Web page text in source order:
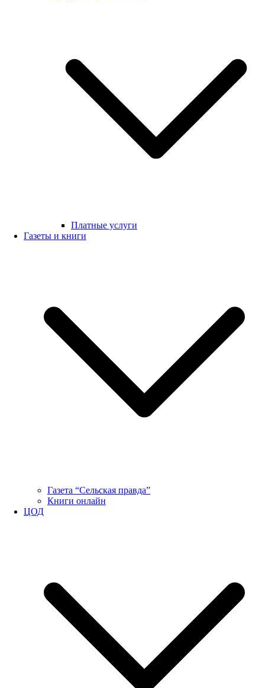
Платные услуги
Газеты и книги
Газета “Сельская правда”
Книги онлайн
ЦОД